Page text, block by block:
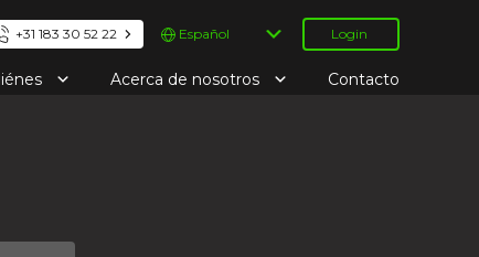
+31 183 30 52 22
Elegir
un
idioma
Login
Acerca de nosotros Contacto